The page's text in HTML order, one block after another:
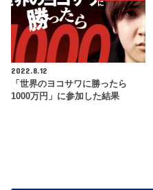
2022.8.12
「世界のヨコサワに勝ったら
1000万円」に参加した結果